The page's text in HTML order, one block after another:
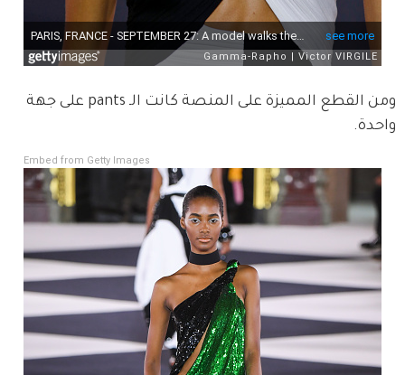
ومن القطع المميزة على المنصة كانت الـ pants على جهة
واحدة.
Embed from Getty Images